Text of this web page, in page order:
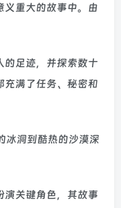
义重大的故事中。由
的足迹，并探索数十
充满了任务、秘密和
冰洞到酷热的沙漠深
演关键角色，其故事